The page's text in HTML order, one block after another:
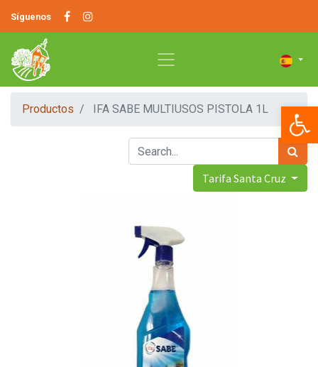
Síguenos
Productos IFA SABE MULTIUSOS PISTOLA 1L
Tarifa Santa Cruz